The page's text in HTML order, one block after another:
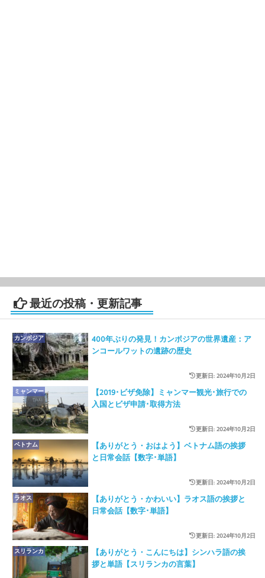
最近の投稿・更新記事
400年ぶりの発見！カンボジアの世界遺産：ア
ンコールワットの遺跡の歴史
カンボジア
更新日: 2024年10月2日
【2019･ビザ免除】ミャンマー観光･旅行での
入国とビザ申請･取得方法
ミャンマー
更新日: 2024年10月2日
【ありがとう・おはよう】ベトナム語の挨拶
と日常会話【数字･単語】
ベトナム
更新日: 2024年10月2日
【ありがとう・かわいい】ラオス語の挨拶と
日常会話【数字･単語】
ラオス
更新日: 2024年10月2日
【ありがとう・こんにちは】シンハラ語の挨
拶と単語【スリランカの言葉】
スリランカ